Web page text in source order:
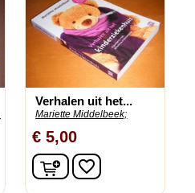
Verhalen uit het...
Mariette Middelbeek;
€ 5,00
In winkelwagen
favorite_border